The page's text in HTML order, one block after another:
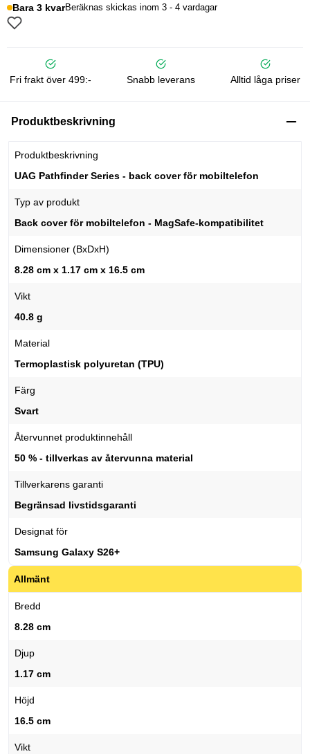
Bara 3 kvarBeräknas skickas inom 3 - 4 vardagar
Fri frakt över 499:- Snabb leverans Alltid låga priser
Produktbeskrivning
Produktbeskrivning
UAG Pathfinder Series - back cover för mobiltelefon
Typ av produkt
Back cover för mobiltelefon - MagSafe-kompatibilitet
Dimensioner (BxDxH)
8.28 cm x 1.17 cm x 16.5 cm
Vikt
40.8 g
Material
Termoplastisk polyuretan (TPU)
Färg
Svart
Återvunnet produktinnehåll
50 % - tillverkas av återvunna material
Tillverkarens garanti
Begränsad livstidsgaranti
Designat för
Samsung Galaxy S26+
Allmänt
Bredd
8.28 cm
Djup
1.17 cm
Höjd
16.5 cm
Vikt